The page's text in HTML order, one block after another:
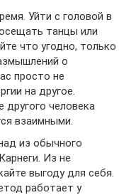
Уйти с головой в
танцы или
что угодно, только
о
просто не
на другое.
человека
взаимными.
из обычного
Из не
выгоду для себя.
работает у